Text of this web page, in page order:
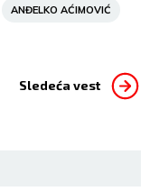
ANĐELKO AĆIMOVIĆ
Sledeća vest